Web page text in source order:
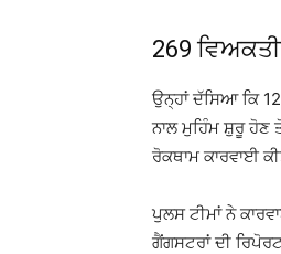
269
ਉਨ੍ਹਾਂ ਦੱਸਿਆ ਕਿ
ਨਾਲ ਮੁਹਿੰਮ ਸ਼ੁਰੂ ਹੋਣ
ਰੋਕਥਾਮ ਕਾਰਵਾਈ
ਪੁਲਸ ਟੀਮਾਂ ਨੇ
ਗੈਂਗਸਟਰਾਂ ਦੀ